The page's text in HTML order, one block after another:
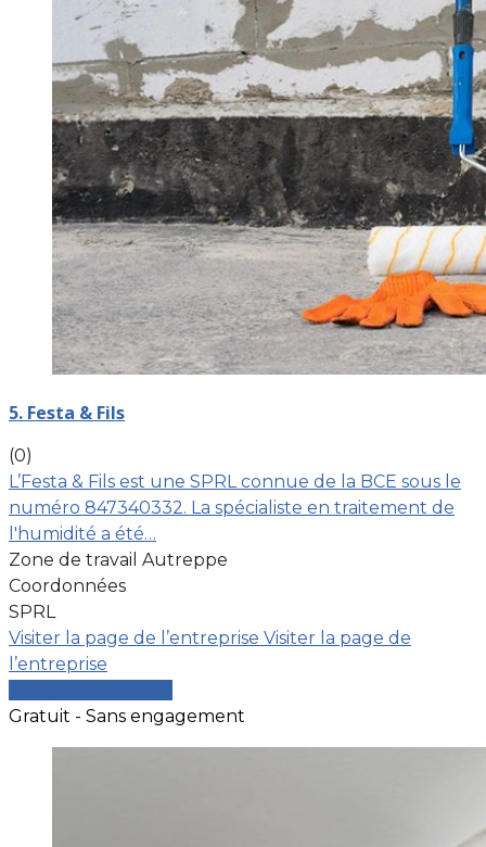
5. Festa & Fils
(0)
L’Festa & Fils est une SPRL connue de la BCE sous le
numéro 847340332. La spécialiste en traitement de
l'humidité a été…
Zone de travail Autreppe
Coordonnées
SPRL
Visiter la page de l’entreprise Visiter la page de
l’entreprise
Gratuit - Sans engagement